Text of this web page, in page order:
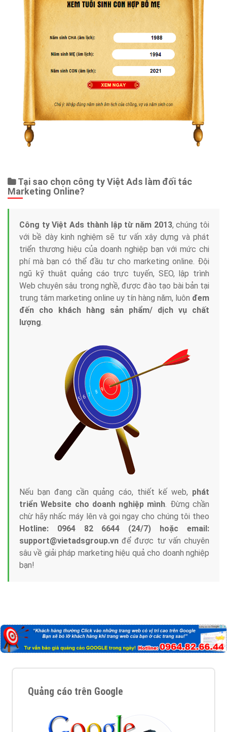
Tại sao chọn công ty Việt Ads làm đối tác
Marketing Online?
Công ty Việt Ads thành lập từ năm 2013, chúng tôi
với bề dày kinh nghiệm sẽ tư vấn xây dựng và phát
triển thương hiệu của doanh nghiệp bạn với mức chi
phí mà bạn có thể đầu tư cho marketing online. Đội
ngũ kỹ thuật quảng cáo trực tuyến, SEO, lập trình
Web chuyên sâu trong nghề, được đào tạo bài bản tại
trung tâm marketing online uy tín hàng năm, luôn đem
đến cho khách hàng sản phẩm/ dịch vụ chất
lượng.
Nếu bạn đang cần quảng cáo, thiết kế web, phát
triển Website cho doanh nghiệp mình. Đừng chần
chừ hãy nhấc máy lên và gọi ngay cho chúng tôi theo
Hotline: 0964 82 6644 (24/7) hoặc email:
support@vietadsgroup.vn để được tư vấn chuyên
sâu về giải pháp marketing hiệu quả cho doanh nghiệp
bạn!
Quảng cáo trên Google